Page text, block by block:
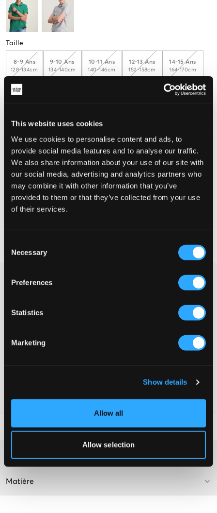
This website uses cookies
We use cookies to personalise content and ads, to
provide social media features and to analyse our traffic.
We also share information about your use of our site with
our social media, advertising and analytics partners who
may combine it with other information that you’ve
provided to them or that they’ve collected from your use
of their services.
Selection
Necessary
Preferences
Statistics
Marketing
Show details
Allow all
Allow selection
Taille
8-9 Ans
128-134cm
9-10 Ans
134-140cm
10-11 Ans
140-146cm
12-13 Ans
152-158cm
14-15 Ans
164-170cm
15-16 Ans
Taille perçue
CHOISIR LA TAILLE
Livraisons rapides
Polo piqué vert de U.S. Polo Assn. Le logo de la marque est
brodé et placé sur la poitrine. La coupe est normale et, à
se porter aussi bien habillé que décontracté.
Boutons
Numéro d'article:128127-004
Conseils de lavage:
Matière